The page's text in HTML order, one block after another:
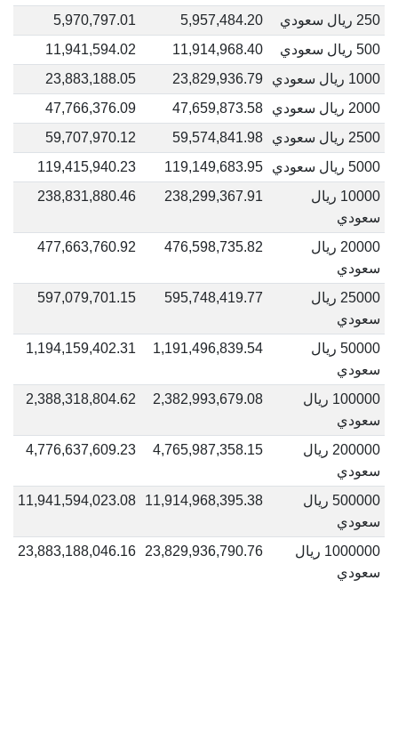
250 ريال سعودي
5,957,484.20
5,970,797.01
500 ريال سعودي
11,914,968.40
11,941,594.02
1000 ريال سعودي
23,829,936.79
23,883,188.05
2000 ريال سعودي
47,659,873.58
47,766,376.09
2500 ريال سعودي
59,574,841.98
59,707,970.12
5000 ريال سعودي
119,149,683.95
119,415,940.23
10000 ريال
سعودي
238,299,367.91
238,831,880.46
20000 ريال
سعودي
476,598,735.82
477,663,760.92
25000 ريال
سعودي
595,748,419.77
597,079,701.15
50000 ريال
سعودي
1,191,496,839.54
1,194,159,402.31
100000 ريال
سعودي
2,382,993,679.08
2,388,318,804.62
200000 ريال
سعودي
4,765,987,358.15
4,776,637,609.23
500000 ريال
سعودي
11,914,968,395.38
11,941,594,023.08
1000000 ريال
سعودي
23,829,936,790.76
23,883,188,046.16